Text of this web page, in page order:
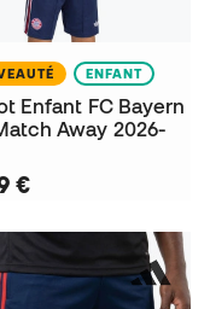
ENFANT
Enfant FC Bayern
Away 2026-
€